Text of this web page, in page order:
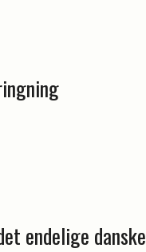
endelige danske